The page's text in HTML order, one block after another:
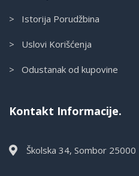
> Istorija Porudžbina
> Uslovi Korišćenja
> Odustanak od kupovine
Kontakt Informacije.
Školska 34, Sombor 25000